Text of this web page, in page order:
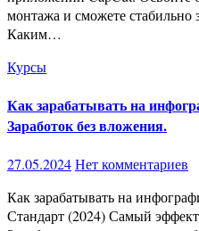
монтажа и сможете стабильно
Каким…
Курсы
Как зарабатывать на
Заработок без вложения.
27.05.2024Нет комментариев
Как зарабатывать на инфографике для маркетплейсов. Тариф
Стандарт (2024) Самый